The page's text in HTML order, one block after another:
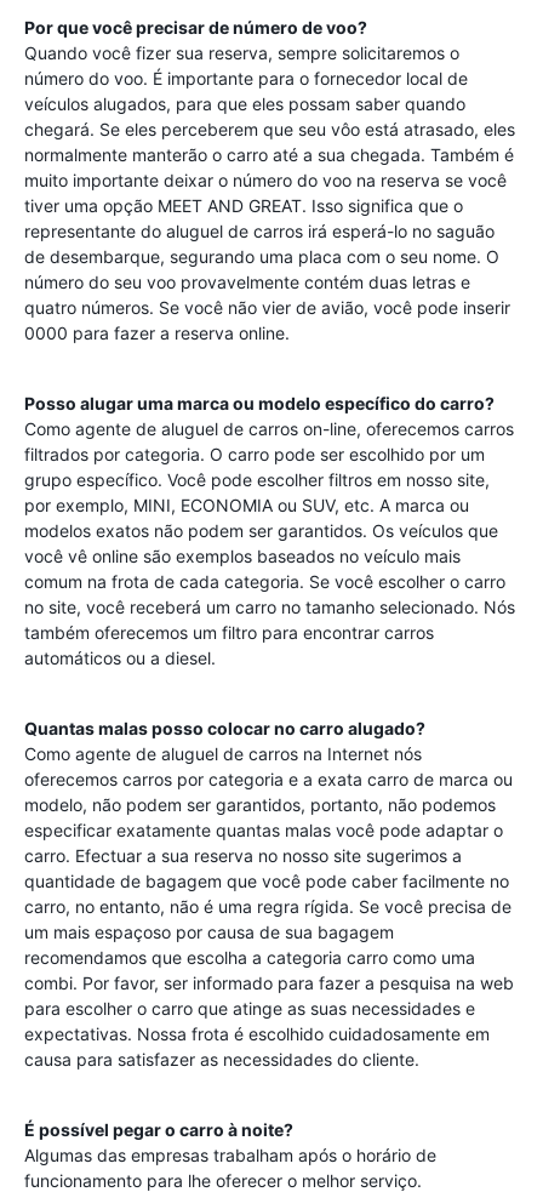
Por que você precisar de número de voo?
Quando você fizer sua reserva, sempre solicitaremos o
número do voo. É importante para o fornecedor local de
veículos alugados, para que eles possam saber quando
chegará. Se eles perceberem que seu vôo está atrasado, eles
normalmente manterão o carro até a sua chegada. Também é
muito importante deixar o número do voo na reserva se você
tiver uma opção MEET AND GREAT. Isso significa que o
representante do aluguel de carros irá esperá-lo no saguão
de desembarque, segurando uma placa com o seu nome. O
número do seu voo provavelmente contém duas letras e
quatro números. Se você não vier de avião, você pode inserir
0000 para fazer a reserva online.
Posso alugar uma marca ou modelo específico do carro?
Como agente de aluguel de carros on-line, oferecemos carros
filtrados por categoria. O carro pode ser escolhido por um
grupo específico. Você pode escolher filtros em nosso site,
por exemplo, MINI, ECONOMIA ou SUV, etc. A marca ou
modelos exatos não podem ser garantidos. Os veículos que
você vê online são exemplos baseados no veículo mais
comum na frota de cada categoria. Se você escolher o carro
no site, você receberá um carro no tamanho selecionado. Nós
também oferecemos um filtro para encontrar carros
automáticos ou a diesel.
Quantas malas posso colocar no carro alugado?
Como agente de aluguel de carros na Internet nós
oferecemos carros por categoria e a exata carro de marca ou
modelo, não podem ser garantidos, portanto, não podemos
especificar exatamente quantas malas você pode adaptar o
carro. Efectuar a sua reserva no nosso site sugerimos a
quantidade de bagagem que você pode caber facilmente no
carro, no entanto, não é uma regra rígida. Se você precisa de
um mais espaçoso por causa de sua bagagem
recomendamos que escolha a categoria carro como uma
combi. Por favor, ser informado para fazer a pesquisa na web
para escolher o carro que atinge as suas necessidades e
expectativas. Nossa frota é escolhido cuidadosamente em
causa para satisfazer as necessidades do cliente.
É possível pegar o carro à noite?
Algumas das empresas trabalham após o horário de
funcionamento para lhe oferecer o melhor serviço.